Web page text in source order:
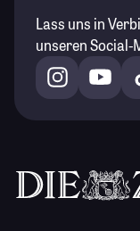
Lass uns in
unseren Social-